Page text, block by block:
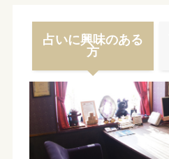
占いに興味のある
方